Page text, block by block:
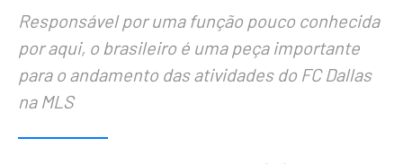
Responsável por uma função pouco conhecida
por aqui, o brasileiro é uma peça importante
para o andamento das atividades do FC Dallas
na MLS